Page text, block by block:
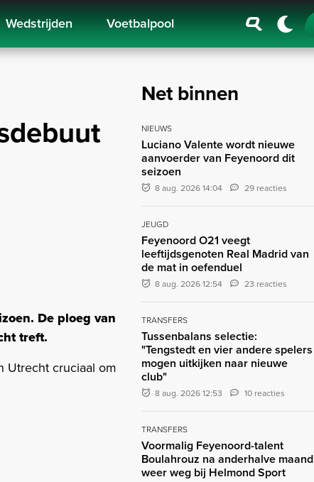
Wedstrijden Voetbalpool
De ploeg van
treft.
Utrecht cruciaal om
Net binnen
NIEUWS
Luciano Valente wordt nieuwe
aanvoerder van Feyenoord dit
seizoen
8 aug. 2026 14:04 29 reacties
JEUGD
Feyenoord O21 veegt
leeftijdsgenoten Real Madrid van
de mat in oefenduel
8 aug. 2026 12:54 23 reacties
TRANSFERS
Tussenbalans selectie:
"Tengstedt en vier andere spelers
mogen uitkijken naar nieuwe
club"
8 aug. 2026 12:53 10 reacties
TRANSFERS
Voormalig Feyenoord-talent
Boulahrouz na anderhalve maand
weer weg bij Helmond Sport